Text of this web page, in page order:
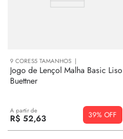
9CORES5TAMANHOS
Jogo de Lençol Malha Basic Liso
Buettner
A partir de
R$ 52,63 39%